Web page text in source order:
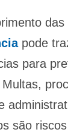
das
pode
para
são